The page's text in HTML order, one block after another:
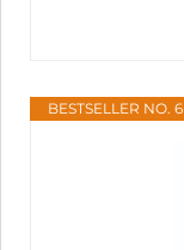
BESTSELLER NO. 6